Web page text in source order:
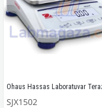
SJX1502